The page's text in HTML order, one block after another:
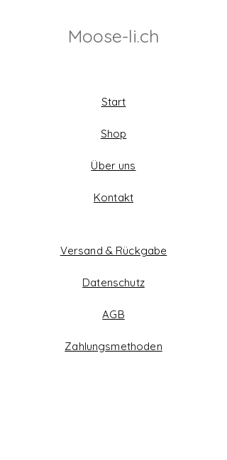
Moose-li.ch
Start
Shop
Über uns
Kontakt
Versand & Rückgabe
Datenschutz
AGB
Zahlungsmethoden